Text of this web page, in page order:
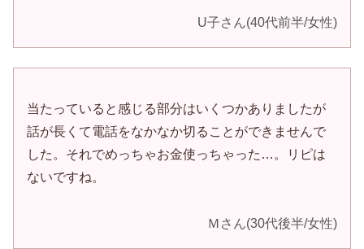
U子さん(40代前半/女性)
当たっていると感じる部分はいくつかありましたが
話が長くて電話をなかなか切ることができませんで
した。それでめっちゃお金使っちゃった…。リピは
ないですね。
Ｍさん(30代後半/女性)